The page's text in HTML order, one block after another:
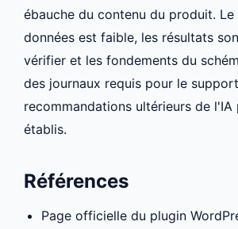
ébauche du contenu du produit. Le
données est faible, les résultats
vérifier et les fondements du
des journaux requis pour le
recommandations ultérieurs de l'IA
établis.
Références
Page officielle du plugin